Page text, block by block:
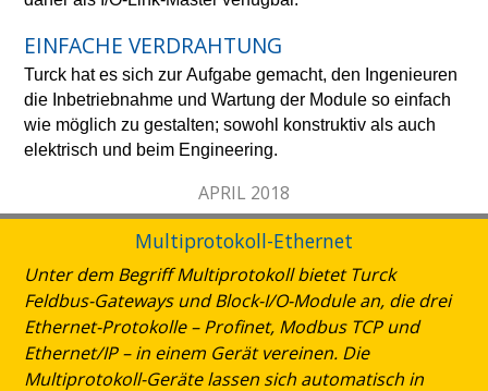
EINFACHE VERDRAHTUNG
Turck hat es sich zur Aufgabe gemacht, den Ingenieuren
die Inbetriebnahme und Wartung der Module so einfach
wie möglich zu gestalten; sowohl konstruktiv als auch
elektrisch und beim Engineering.
APRIL 2018
Multiprotokoll-Ethernet
Unter dem Begriff Multiprotokoll bietet Turck
Feldbus-Gateways und Block-I/O-Module an, die drei
Ethernet-Protokolle – Profinet, Modbus TCP und
Ethernet/IP – in einem Gerät vereinen. Die
Multiprotokoll-Geräte lassen sich automatisch in